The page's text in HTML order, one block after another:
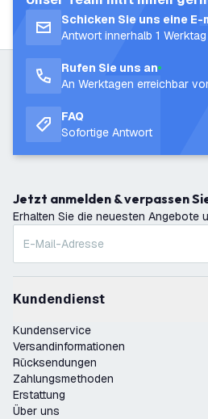
Schicken Sie uns eine E-
Antwort innerhalb 1 Werktag
Rufen Sie uns an
An Werktagen erreichbar
FAQ
Sofortige Antwort
Jetzt anmelden & verpassen
Erhalten Sie die neuesten Angebote
Kundendienst
Kundenservice
Versandinformationen
Rücksendungen
Zahlungsmethoden
Erstattung
Über uns